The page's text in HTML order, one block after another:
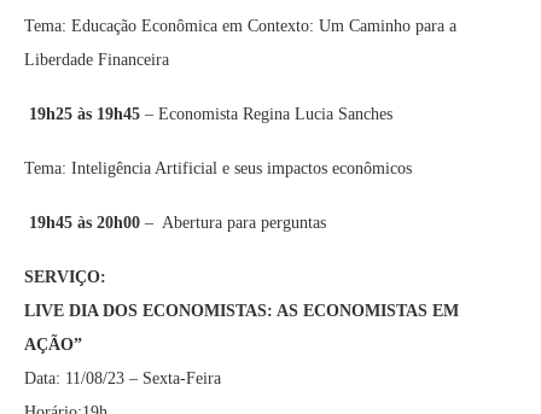
Tema: Educação Econômica em Contexto: Um Caminho para a
Liberdade Financeira
19h25 às 19h45 – Economista Regina Lucia Sanches
Tema: Inteligência Artificial e seus impactos econômicos
19h45 às 20h00 – Abertura para perguntas
SERVIÇO:
LIVE DIA DOS ECONOMISTAS: AS ECONOMISTAS EM
AÇÃO”
Data: 11/08/23 – Sexta-Feira